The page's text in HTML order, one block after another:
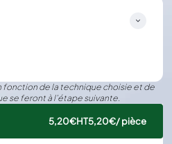
fonction de la technique choisie et de
se feront à l’étape suivante.
5,20€HT5,20€/ pièce